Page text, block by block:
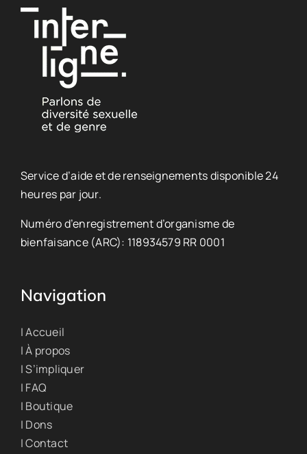
Service d’aide et de renseignements disponible 24
heures par jour.
Numéro d’enregistrement d’organisme de
bienfaisance (ARC): 118934579 RR 0001
Navigation
| Accueil
| À propos
| S’impliquer
| FAQ
| Boutique
| Dons
| Contact